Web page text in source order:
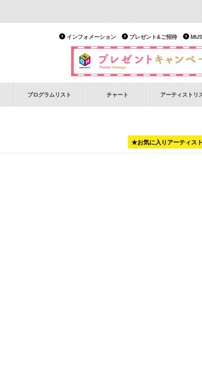
プレゼント&ご招待
インフォメーション
プログラムリスト チャート アーティストリ
★お気に入りアーティス